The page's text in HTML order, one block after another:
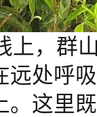
上，群
远处呼
。这里